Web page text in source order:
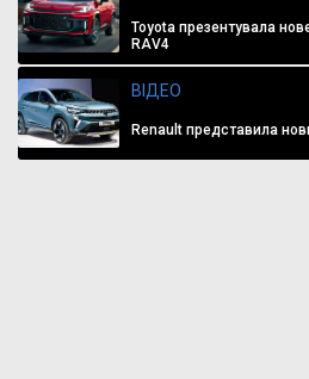
Toyota презентувала
RAV4
ВІДЕО
Renault представила